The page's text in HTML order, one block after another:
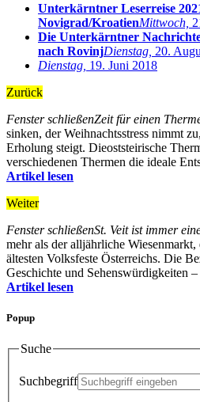
Unterkärntner Leserreise
Novigrad/KroatienMittwoch,
Die Unterkärntner
nach RovinjDienstag, 20.
Dienstag, 19. Juni 2018
Zurück
Fenster schließenZeit für einen
sinken, der Weihnachtsstress nimmt
Erholung steigt. Dieoststeirische
verschiedenen Thermen die ideale
Artikel lesen
Weiter
Fenster schließenSt. Veit ist immer
mehr als der alljährliche
ältesten Volksfeste Österreichs. Die
Geschichte und Sehenswürdigkeiten
Artikel lesen
Popup
Suche
Suchbegriff